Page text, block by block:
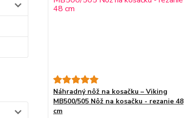
Náhradný nôž na kosačku – Viking
MB500/505 Nôž na kosačku - rezanie 48
cm